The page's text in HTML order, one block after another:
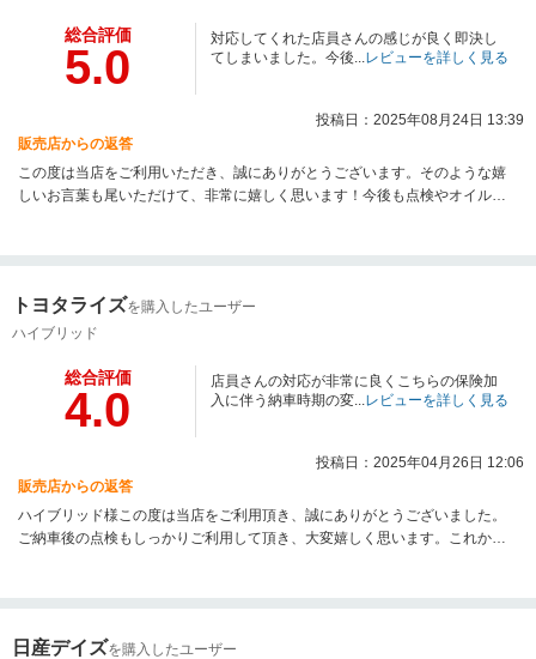
総合評価
5.0
対応してくれた店員さんの感じが良く即決し
てしまいました。今後...レビューを詳しく見る
投稿日：2025年08月24日 13:39
販売店からの返答
この度は当店をご利用いただき、誠にありがとうございます。そのような嬉
しいお言葉も尾いただけて、非常に嬉しく思います！今後も点検やオイル交
ます。
トヨタライズを購入したユーザー
ハイブリッド
総合評価
4.0
店員さんの対応が非常に良くこちらの保険加
入に伴う納車時期の変...レビューを詳しく見る
投稿日：2025年04月26日 12:06
販売店からの返答
ハイブリッド様この度は当店をご利用頂き、誠にありがとうございました。
ご納車後の点検もしっかりご利用して頂き、大変嬉しく思います。これから
引き続き宜しくお願い致します！
日産デイズを購入したユーザー